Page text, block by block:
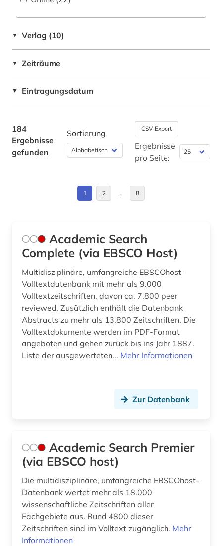
e-book (2)
einführung (1)
elektronisches buch (42)
enzyklopädie (2)
enzym (1)
erziehung (1)
eth zürich (1)
experimentelles design (1)
fachinformationsdienst (1)
folge <mathematik> (1)
forschung (1)
forstwissenschaft (1)
freie plattform (1)
▼ Verlag (10)
▼ Zeiträume
▼ Eintragungsdatum
184
Ergebnisse
gefunden
Sortierung CSV-Export
Ergebnisse
pro Seite:
1 2 … 8
Academic Search
Complete (via EBSCO Host)
Multidisziplinäre, umfangreiche EBSCOhost-
Volltextdatenbank mit mehr als 9.000
Volltextzeitschriften, davon ca. 7.800 peer
reviewed. Zusätzlich enthält die Datenbank
Abstracts zu mehr als 13.800 Zeitschriften. Die
Volltextdokumente werden im PDF-Format
angeboten und gehen zurück bis ins Jahr 1887.
Liste der ausgewerteten... Mehr Informationen
Zur Datenbank
Academic Search Premier
(via EBSCO host)
Die multidisziplinäre, umfangreiche EBSCOhost-
Datenbank wertet mehr als 18.000
wissenschaftliche Zeitschriften aller
Fachgebiete aus. Rund 4800 dieser
Zeitschriften sind im Volltext zugänglich. Mehr
Informationen